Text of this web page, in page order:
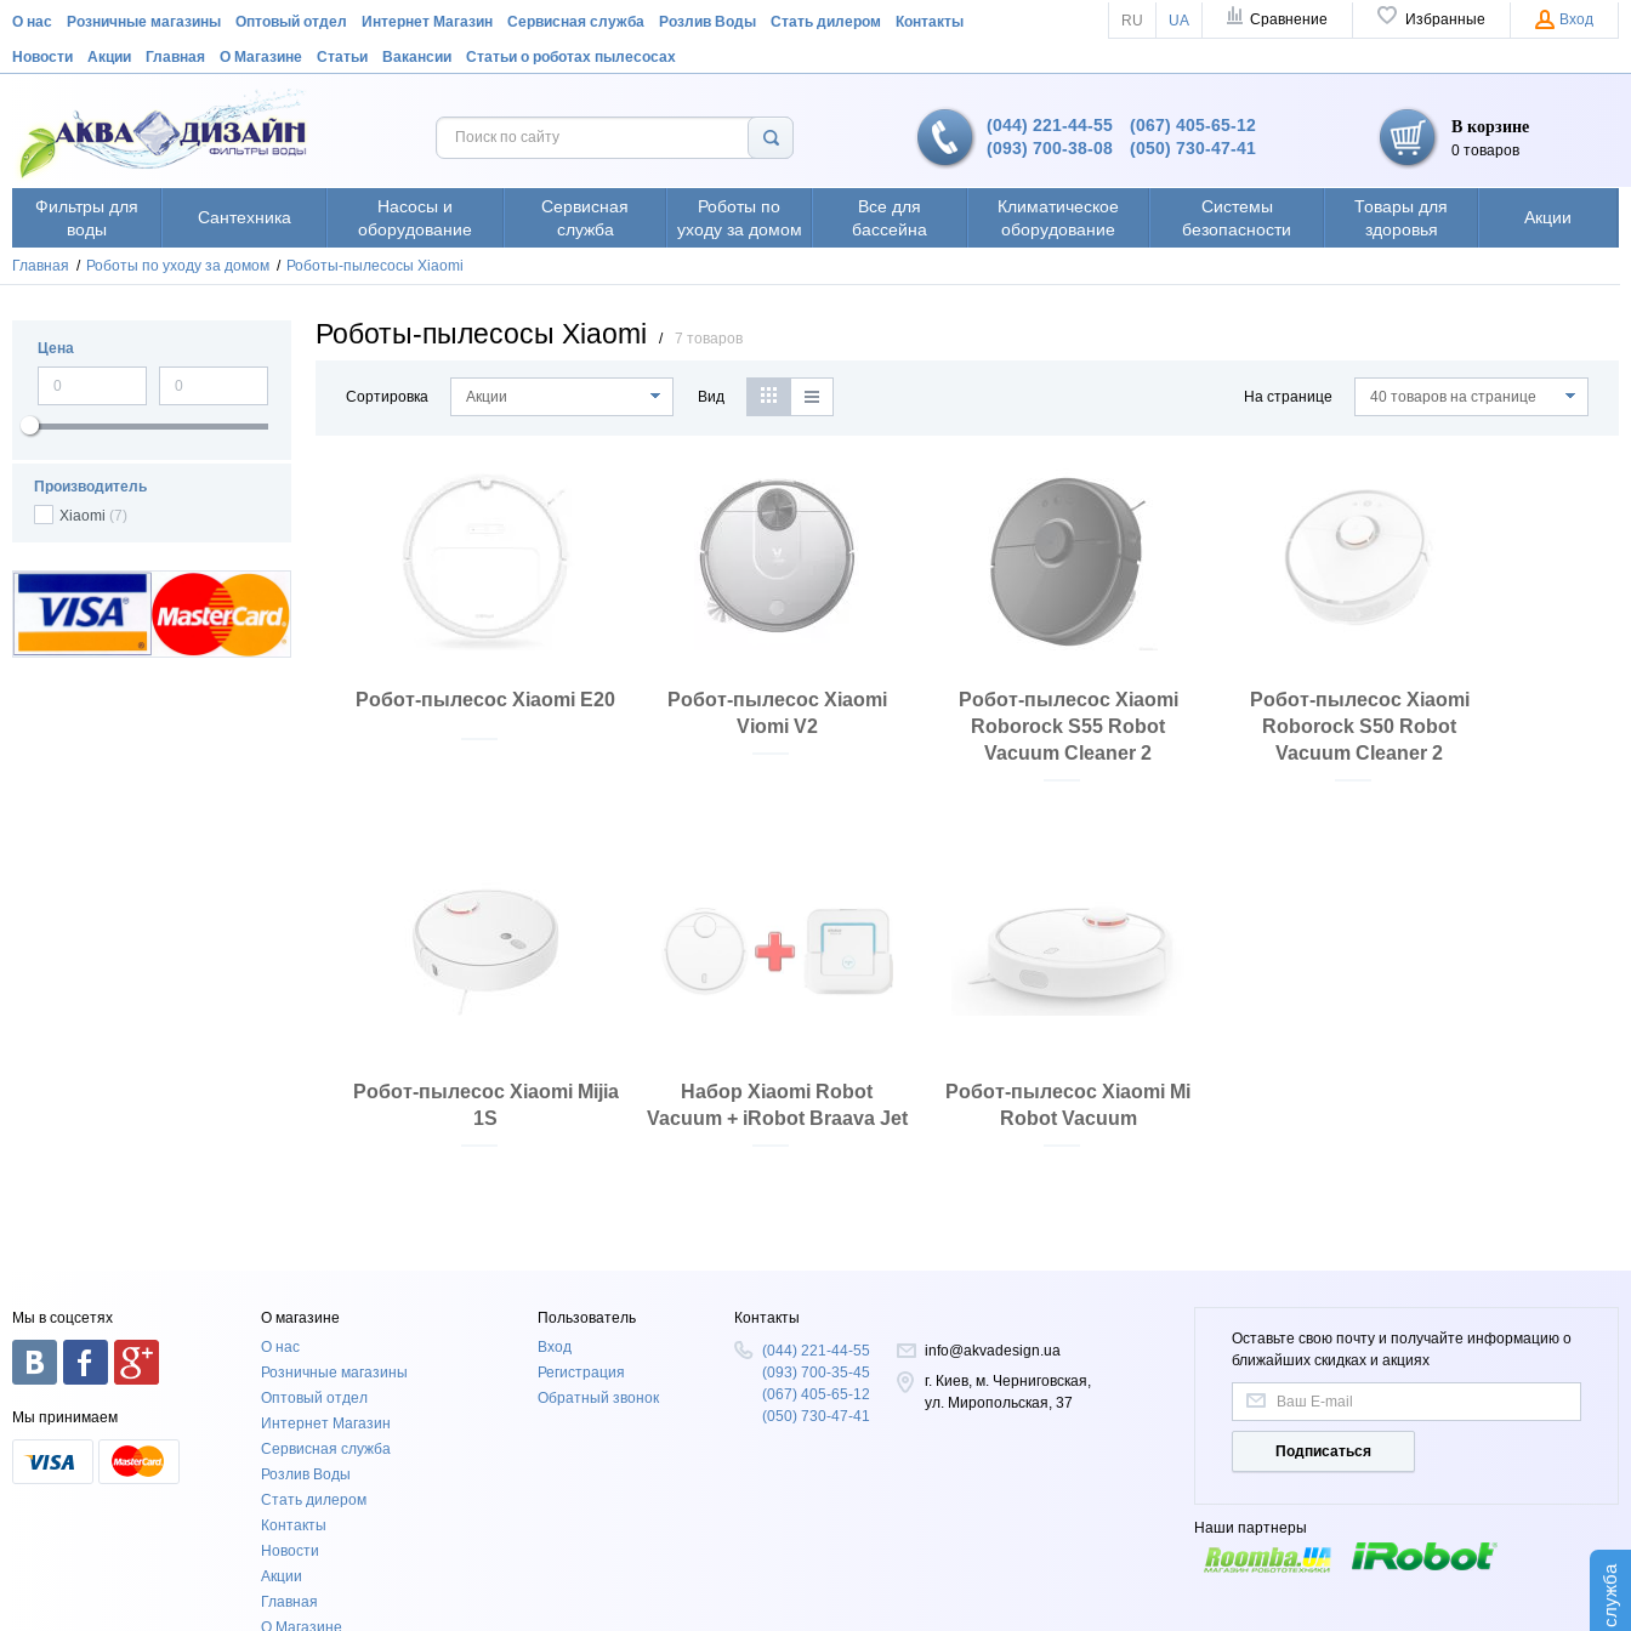
О нас Розничные магазины Оптовый отдел Интернет Магазин Сервисная служба Розлив Воды Стать дилером Контакты
Новости Акции Главная О Магазине Статьи Вакансии Статьи о роботах пылесосах
RU UA Сравнение Избранные Вход
(044) 221-44-55
(093) 700-38-08
(067) 405-65-12
(050) 730-47-41
В корзине
0 товаров
Фильтры для
воды
Сантехника
Насосы и
оборудование
Сервисная
служба
Роботы по
уходу за домом
Все для
бассейна
Климатическое
оборудование
Системы
безопасности
Товары для
здоровья
Акции
Главная / Роботы по уходу за домом / Роботы-пылесосы Xiaomi
Цена
Производитель
Xiaomi (7)
Роботы-пылесосы Xiaomi / 7 товаров
Сортировка Акции Вид На странице 40 товаров на странице
Робот-пылесос Xiaomi E20
Робот-пылесос Xiaomi
Viomi V2
Робот-пылесос Xiaomi
Roborock S55 Robot
Vacuum Cleaner 2
Робот-пылесос Xiaomi
Roborock S50 Robot
Vacuum Cleaner 2
Робот-пылесос Xiaomi Mijia
1S
Набор Xiaomi Robot
Vacuum + iRobot Braava Jet
Робот-пылесос Xiaomi Mi
Robot Vacuum
Мы в соцсетях
Мы принимаем
О магазине
О нас
Розничные магазины
Оптовый отдел
Интернет Магазин
Сервисная служба
Розлив Воды
Стать дилером
Контакты
Новости
Акции
Главная
О Магазине
Пользователь
Вход
Регистрация
Обратный звонок
Контакты
(044) 221-44-55
(093) 700-35-45
(067) 405-65-12
(050) 730-47-41
info@akvadesign.ua
г. Киев, м. Черниговская,
ул. Миропольская, 37
Оставьте свою почту и получайте информацию о
ближайших скидках и акциях
Подписаться
Наши партнеры